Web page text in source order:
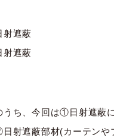
遮蔽
遮蔽
うち、今回は①日射遮蔽
射遮蔽部材(カーテンや